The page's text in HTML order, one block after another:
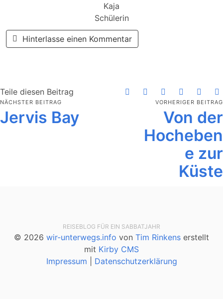
Kaja
Schülerin
Hinterlasse einen Kommentar
Teile diesen Beitrag
NÄCHSTER BEITRAG
Jervis Bay
VORHERIGER BEITRAG
Von der
Hocheben
e zur
Küste
REISEBLOG FÜR EIN SABBATJAHR
© 2026 wir-unterwegs.info von Tim Rinkens erstellt
mit Kirby CMS
Impressum
Datenschutzerklärung